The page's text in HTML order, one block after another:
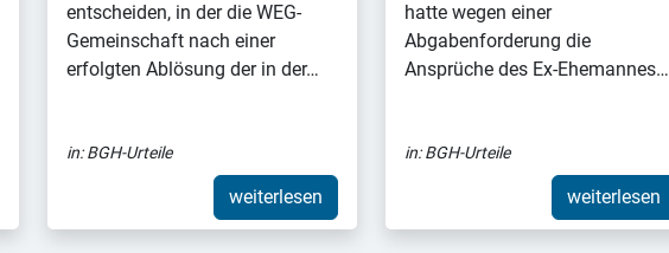
entscheiden, in der die WEG-
Gemeinschaft nach einer
erfolgten Ablösung der in der…
in:BGH-Urteile
weiterlesen
hatte wegen einer
Abgabenforderung die
Ansprüche des Ex-Ehemannes…
in:BGH-Urteile
weiterlesen